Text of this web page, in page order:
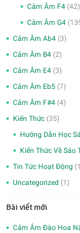
Cảm Âm F4 (42)
Cảm Âm G4
Cảm Âm Ab4 (3)
Cảm Âm B4 (2)
Cảm Âm E4 (3)
Cảm Âm Eb5 (7)
Cảm Âm F#4 (4)
Kiến Thức (35)
Hướng Dẫn Học
Kiến Thức Về Sáo
Tin Tức Hoạt Động
Uncategorized (1)
Bài viết mới
Cảm Âm Đào Hoa